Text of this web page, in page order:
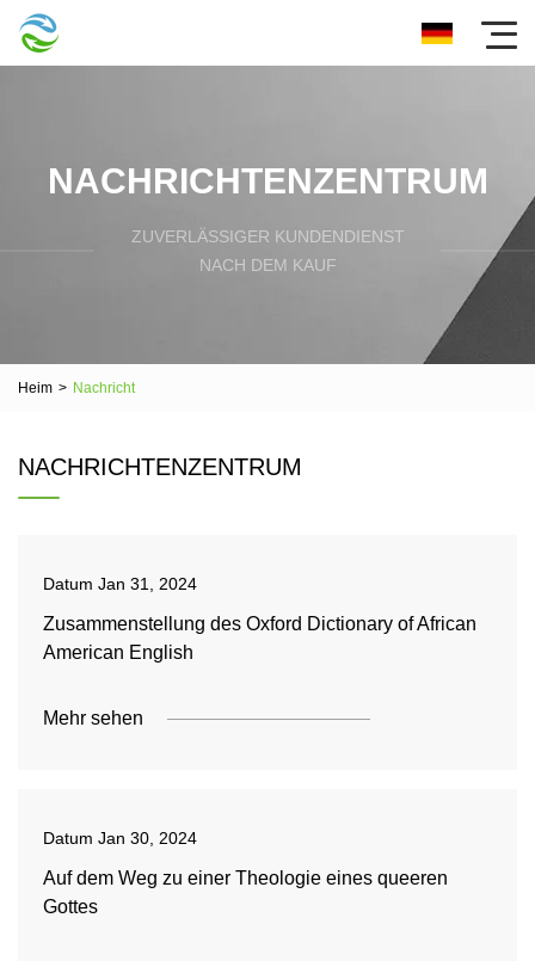
NACHRICHTENZENTRUM
ZUVERLÄSSIGER KUNDENDIENST
NACH DEM KAUF
Heim > Nachricht
NACHRICHTENZENTRUM
Datum Jan 31, 2024
Zusammenstellung des Oxford Dictionary of African
American English
Mehr sehen
Datum Jan 30, 2024
Auf dem Weg zu einer Theologie eines queeren
Gottes